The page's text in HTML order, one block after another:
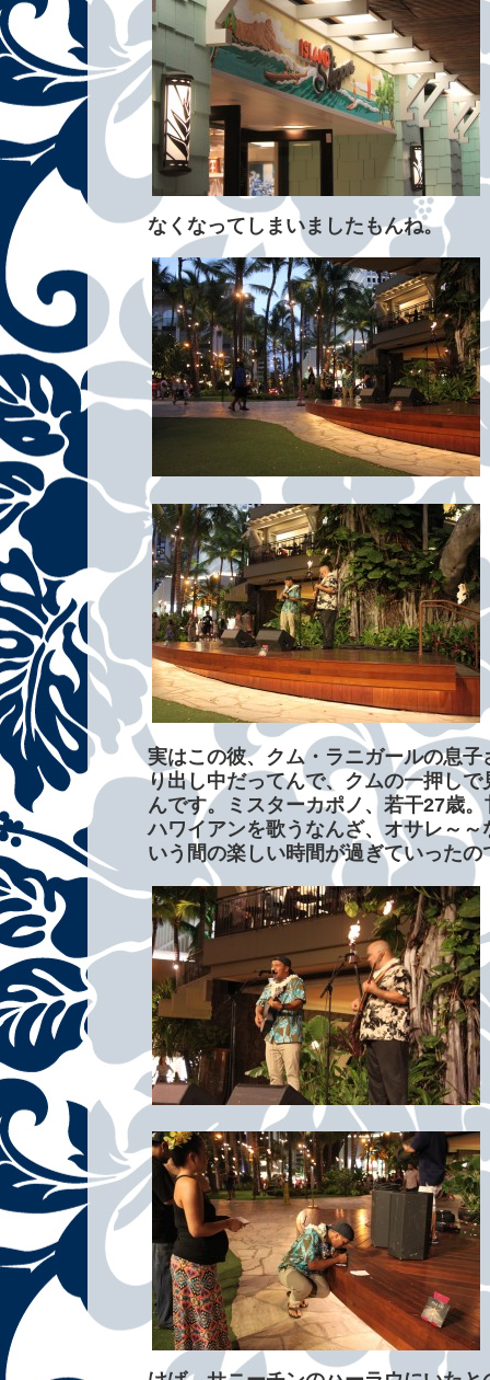
なくなってしまいましたもんね。
実はこの彼、クム・ラニガールの息
り出し中だってんで、クムの一押し
んです。ミスターカポノ、若干27歳
ハワイアンを歌うなんざ、オサレ～
いう間の楽しい時間が過ぎていったの